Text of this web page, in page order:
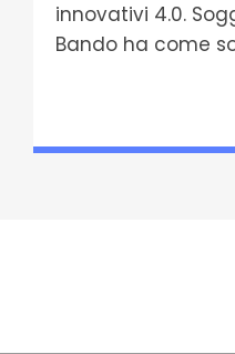
innovativi 4.0.
Bando ha come